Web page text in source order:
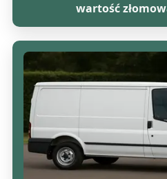
wartość